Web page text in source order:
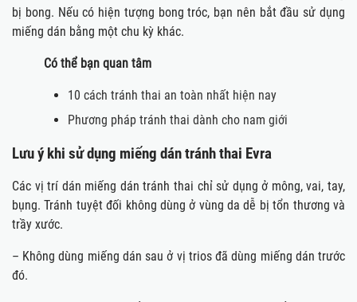
bị bong. Nếu có hiện tượng bong tróc, bạn nên bắt đầu sử dụng
miếng dán bằng một chu kỳ khác.
Có thể bạn quan tâm
10 cách tránh thai an toàn nhất hiện nay
Phương pháp tránh thai dành cho nam giới
Lưu ý khi sử dụng miếng dán tránh thai Evra
Các vị trí dán miếng dán tránh thai chỉ sử dụng ở mông, vai, tay,
bụng. Tránh tuyệt đối không dùng ở vùng da dễ bị tổn thương và
trầy xước.
– Không dùng miếng dán sau ở vị trios đã dùng miếng dán trước
đó.